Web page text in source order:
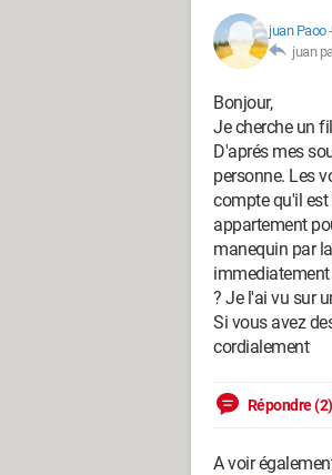
juan Paoo-
juan
Bonjour,
Je cherche un
D'aprés mes
personne. Les
compte qu'il
appartement
manequin par
immediatement
? Je l'ai vu sur
Si vous avez
cordialement
Répondre (2)
A voir